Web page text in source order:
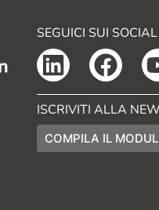
SEGUICI SUI SOCIAL
ISCRIVITI ALLA
COMPILA IL